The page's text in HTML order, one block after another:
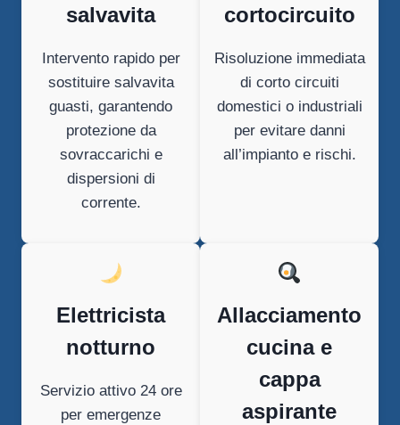
salvavita
Intervento rapido per
sostituire salvavita
guasti, garantendo
protezione da
sovraccarichi e
dispersioni di
corrente.
cortocircuito
Risoluzione immediata
di corto circuiti
domestici o industriali
per evitare danni
all’impianto e rischi.
Elettricista
notturno
Servizio attivo 24 ore
per emergenze
Allacciamento
cucina e
cappa
aspirante